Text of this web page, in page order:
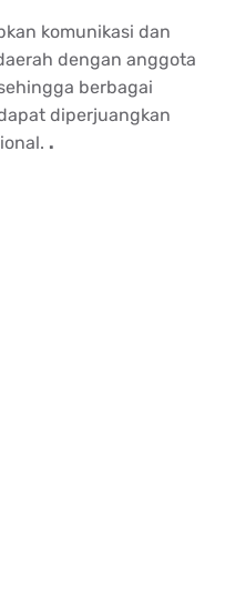
komunikasi dan
dengan anggota
berbagai
diperjuangkan
.